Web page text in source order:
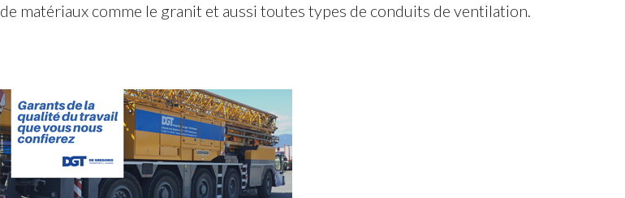
de matériaux comme le granit et aussi toutes types de conduits de ventilation.